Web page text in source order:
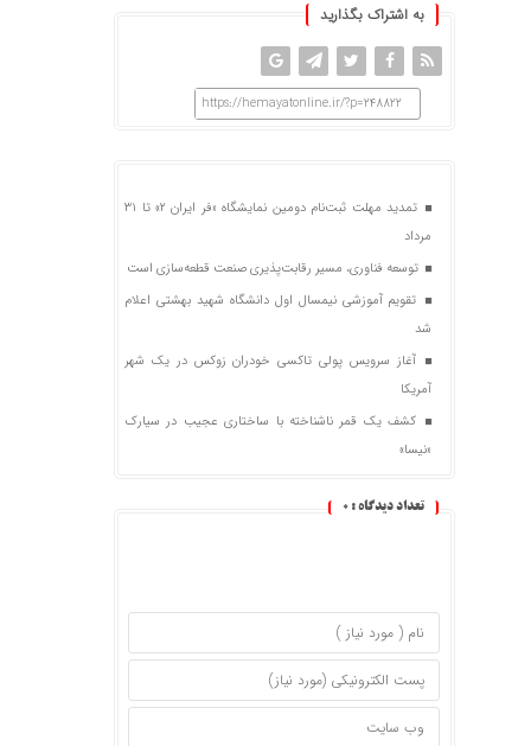
به اشتراک بگذارید
https://hemayatonline.ir/?p=248822
تمدید مهلت ثبت‌نام دومین نمایشگاه «فر ایران ۲» تا ۳۱
مرداد
توسعه فناوری، مسیر رقابت‌پذیری صنعت قطعه‌سازی است
تقویم آموزشی نیمسال اول دانشگاه شهید بهشتی اعلام
شد
آغاز سرویس پولی تاکسی خودران زوکس در یک شهر
آمریکا
کشف یک قمر ناشناخته با ساختاری عجیب در سیارک
«نیسا»
تعداد دیدگاه : 0